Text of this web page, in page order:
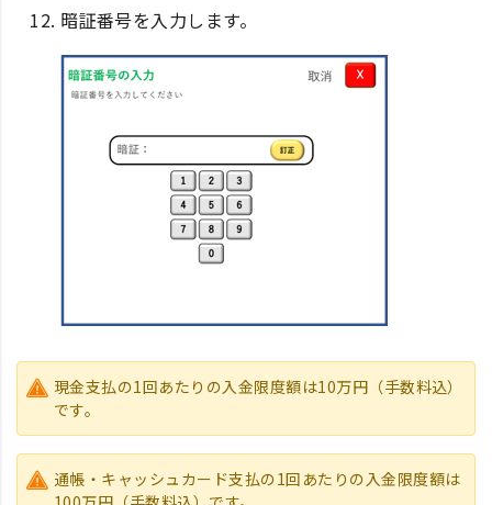
暗証番号を入力します。
現金支払の1回あたりの入金限度額は10万円（手数料込）
です。
通帳・キャッシュカード支払の1回あたりの入金限度額は